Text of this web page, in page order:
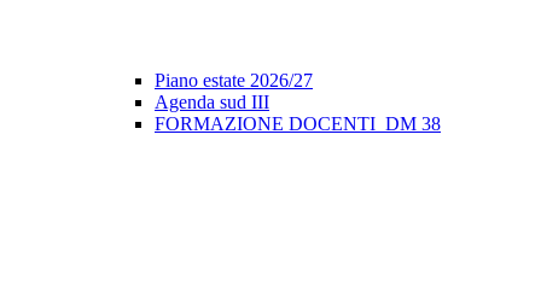
Piano estate 2026/27
Agenda sud III
FORMAZIONE DOCENTI_DM 38